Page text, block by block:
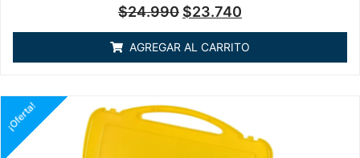
Valorado
en
de
5
$24.990 $23.740
AGREGAR AL CARRITO
¡Oferta!